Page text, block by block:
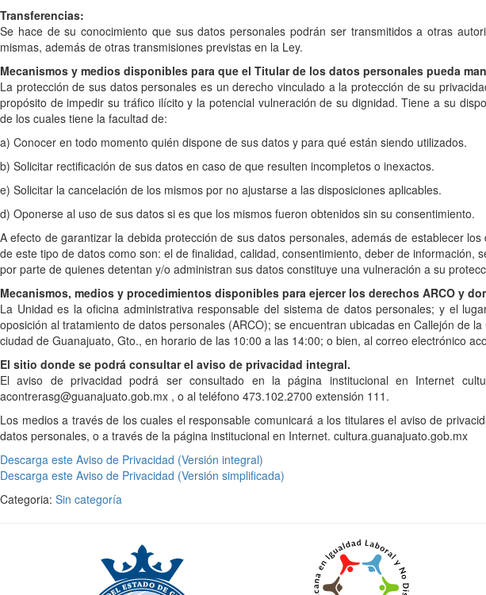
Transferencias:
Se hace de su conocimiento que sus datos personales podrán ser transmitidos a otras
mismas, además de otras transmisiones previstas en la Ley.
Mecanismos y medios disponibles para que el Titular de los datos personales pueda
La protección de sus datos personales es un derecho vinculado a la protección de su
propósito de impedir su tráfico ilícito y la potencial vulneración de su dignidad. Tiene a su
de los cuales tiene la facultad de:
a) Conocer en todo momento quién dispone de sus datos y para qué están siendo utilizados.
b) Solicitar rectificación de sus datos en caso de que resulten incompletos o inexactos.
e) Solicitar la cancelación de los mismos por no ajustarse a las disposiciones aplicables.
d) Oponerse al uso de sus datos si es que los mismos fueron obtenidos sin su consentimiento.
A efecto de garantizar la debida protección de sus datos personales, además de establecer
de este tipo de datos como son: el de finalidad, calidad, consentimiento, deber de
por parte de quienes detentan y/o administran sus datos constituye una vulneración a su
Mecanismos, medios y procedimientos disponibles para ejercer los derechos ARCO y
La Unidad es la oficina administrativa responsable del sistema de datos personales; y el
oposición al tratamiento de datos personales (ARCO); se encuentran ubicadas en Callejón de
ciudad de Guanajuato, Gto., en horario de las 10:00 a las 14:00; o bien, al correo electrónico
El sitio donde se podrá consultar el aviso de privacidad integral.
El aviso de privacidad podrá ser consultado en la página institucional en Internet
acontrerasg@guanajuato.gob.mx , o al teléfono 473.102.2700 extensión 111.
Los medios a través de los cuales el responsable comunicará a los titulares el aviso de
datos personales, o a través de la página institucional en Internet. cultura.guanajuato.gob.mx
Descarga este Aviso de Privacidad (Versión integral)
Descarga este Aviso de Privacidad (Versión simplificada)
Categoria: Sin categoría